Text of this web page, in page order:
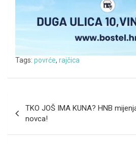
Tags: povrće, rajčica
Navigacija
objava
TKO JOŠ IMA KUNA? HNB
novca!